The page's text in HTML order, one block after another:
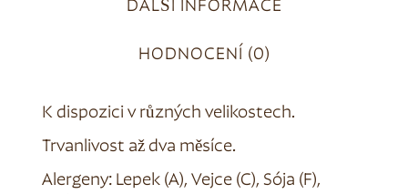
DALŠÍ INFORMACE
HODNOCENÍ (0)
K dispozici v různých velikostech.
Trvanlivost až dva měsíce.
Alergeny: Lepek (A), Vejce (C), Sója (F),